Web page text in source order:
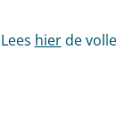
Lees hierde